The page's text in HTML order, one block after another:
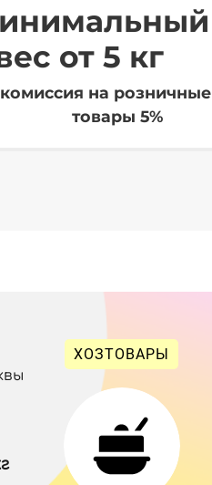
от 5 кг
на розничные
5%
ХОЗТОВАРЫ